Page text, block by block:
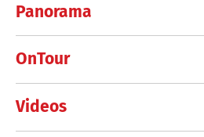
Panorama
OnTour
Videos